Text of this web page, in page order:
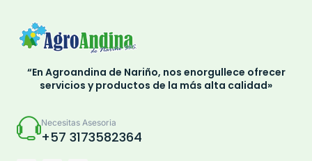
“En Agroandina de Nariño, nos enorgullece ofrecer
servicios y productos de la más alta calidad»
Necesitas Asesoria
+57 3173582364